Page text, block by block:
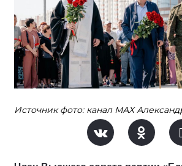
Источник фото: канал МАХ